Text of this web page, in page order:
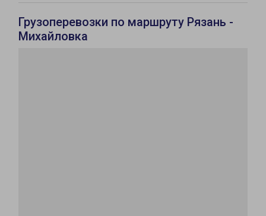
Грузоперевозки по маршруту Рязань -
Михайловка